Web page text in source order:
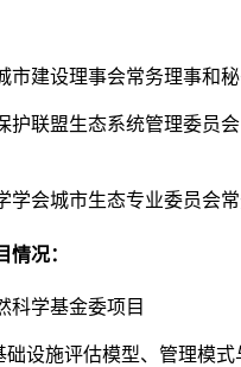
市建设理事会常务理事和
护联盟生态系统管理委员
学会城市生态专业委员会
情况：
科学基金委项目
础设施评估模型、管理模式